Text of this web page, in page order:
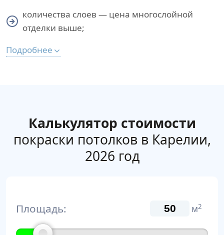
количества слоев — цена многослойной
отделки выше;
Подробнее
Калькулятор стоимости
покраски потолков в Карелии,
2026 год
Площадь: м2